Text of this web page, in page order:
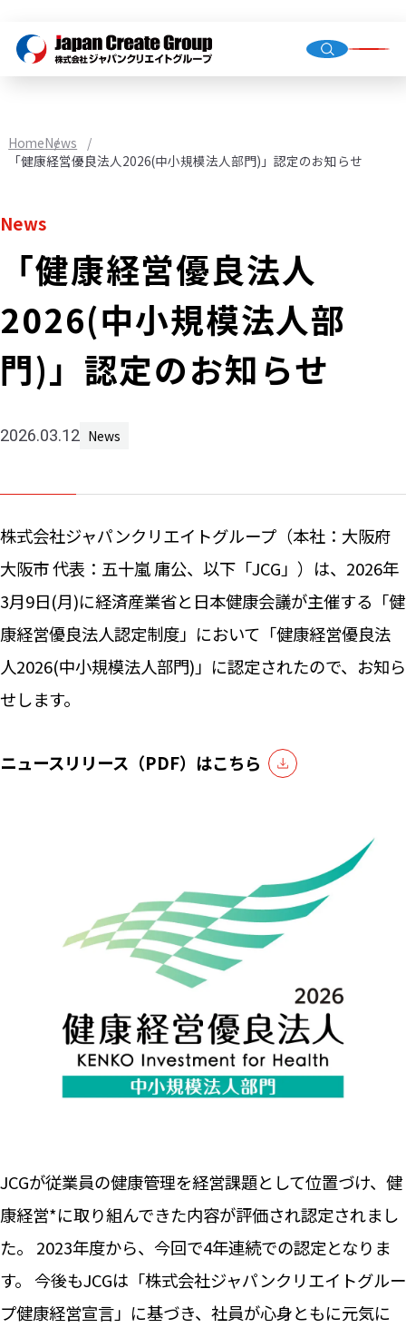
Group
News
HomeNews
「健康経営優良法人2026(中小規模法人部門)」認定のお知らせ
News
「健康経営優良法人
2026(中小規模法人部
門)」認定のお知らせ
2026.03.12 News
株式会社ジャパンクリエイトグループ（本社：大阪府
大阪市 代表：五十嵐 庸公、以下「JCG」）は、2026年
3月9日(月)に経済産業省と日本健康会議が主催する「健
康経営優良法人認定制度」において「健康経営優良法
人2026(中小規模法人部門)」に認定されたので、お知ら
せします。
ニュースリリース（PDF）はこちら
JCGが従業員の健康管理を経営課題として位置づけ、健
康経営*に取り組んできた内容が評価され認定されまし
た。 2023年度から、今回で4年連続での認定となりま
す。 今後もJCGは「株式会社ジャパンクリエイトグルー
プ健康経営宣言」に基づき、社員が心身ともに元気に